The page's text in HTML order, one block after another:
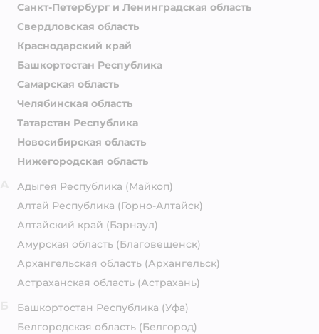
Санкт-Петербург и Ленинградская область
Свердловская область
Краснодарский край
Башкортостан Республика
Самарская область
Челябинская область
Татарстан Республика
Новосибирская область
Нижегородская область
Адыгея Республика (Майкоп)
Алтай Республика (Горно-Алтайск)
Алтайский край (Барнаул)
Амурская область (Благовещенск)
Архангельская область (Архангельск)
Астраханская область (Астрахань)
Башкортостан Республика (Уфа)
Белгородская область (Белгород)